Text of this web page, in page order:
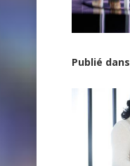
Publié dans